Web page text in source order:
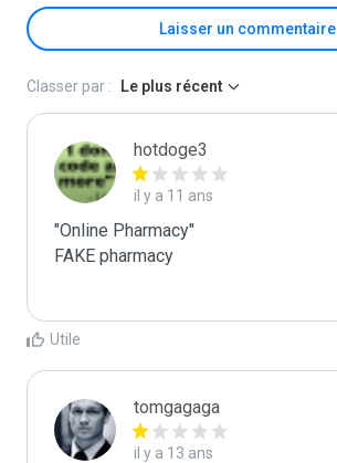
Laisser un commentaire
Classer par : Le plus récent
hotdoge3
il y a 11 ans
"Online Pharmacy"
FAKE pharmacy
Utile
tomgagaga
il y a 13 ans